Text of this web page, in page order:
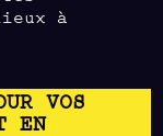
à
VOS
EN